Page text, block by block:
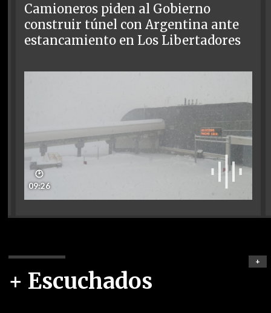
Camioneros piden al Gobierno
construir túnel con Argentina ante
estancamiento en Los Libertadores
🕑
09:26
+ Escuchados
+